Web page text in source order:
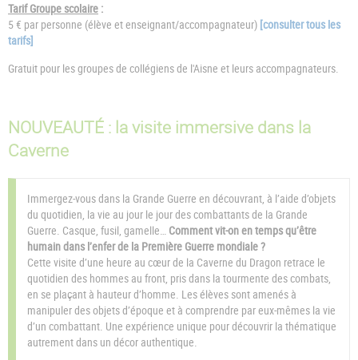
Tarif Groupe scolaire :
5 € par personne (élève et enseignant/accompagnateur) [consulter tous les
tarifs]
Gratuit pour les groupes de collégiens de l'Aisne et leurs accompagnateurs.
NOUVEAUTÉ : la visite immersive dans la
Caverne
Immergez-vous dans la Grande Guerre en découvrant, à l’aide d’objets
du quotidien, la vie au jour le jour des combattants de la Grande
Guerre. Casque, fusil, gamelle… Comment vit-on en temps qu’être
humain dans l’enfer de la Première Guerre mondiale ?
Cette visite d’une heure au cœur de la Caverne du Dragon retrace le
quotidien des hommes au front, pris dans la tourmente des combats,
en se plaçant à hauteur d’homme. Les élèves sont amenés à
manipuler des objets d’époque et à comprendre par eux-mêmes la vie
d’un combattant. Une expérience unique pour découvrir la thématique
autrement dans un décor authentique.